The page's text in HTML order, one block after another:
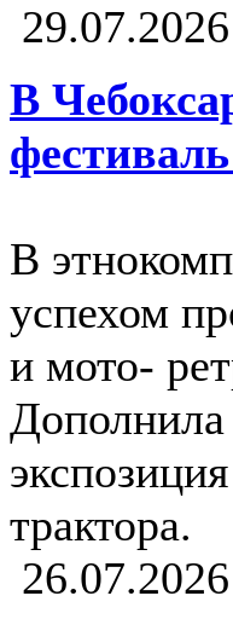
29.07.2026
В
В
успехом
и мото-
трактора.
26.07.2026